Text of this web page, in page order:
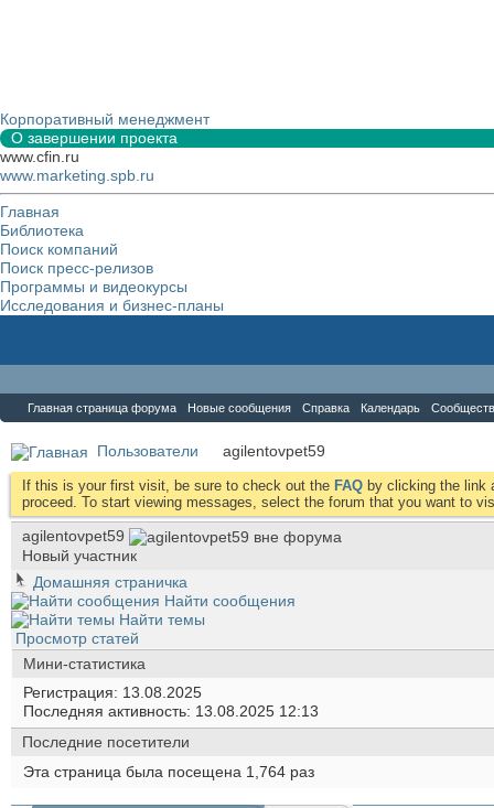
Корпоративный менеджмент
О завершении проекта
www.cfin.ru
www.marketing.spb.ru
Главная
Библиотека
Поиск компаний
Поиск пресс-релизов
Программы и видеокурсы
Исследования и бизнес-планы
Главная страница форума Новые сообщения Справка Календарь
Пользователи agilentovpet59
If this is your first visit, be sure to check out the FAQ by clicking the link
proceed. To start viewing messages, select the forum that you want to
agilentovpet59
Новый участник
Домашняя страничка
Найти сообщения
Найти темы
Просмотр статей
Мини-статистика
Регистрация
13.08.2025
Последняя активность 13.08.2025 12:13
Последние посетители
Эта страница была посещена 1,764 раз